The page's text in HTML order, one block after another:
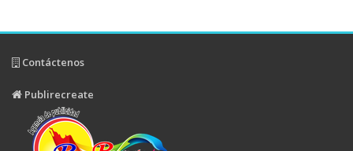
Contáctenos
Publirecreate